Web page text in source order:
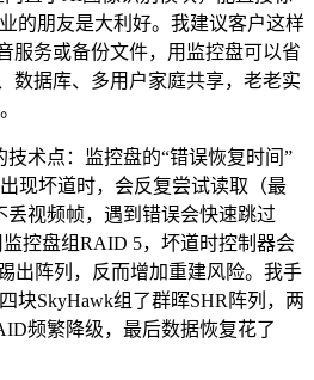
的朋友是大利好。我建议客户这样
服务或备份文件，用监控盘可以省
数据库、多用户家庭共享，老老实
技术点：监控盘的“错误恢复时间”
现坏道时，会反复尝试读取（最
丢视频帧，遇到错误会快速跳过
监控盘组RAID 5，坏道时控制器会
出阵列，反而增加重建风险。我手
块SkyHawk组了群晖SHR阵列，两
频繁降级，最后数据恢复花了